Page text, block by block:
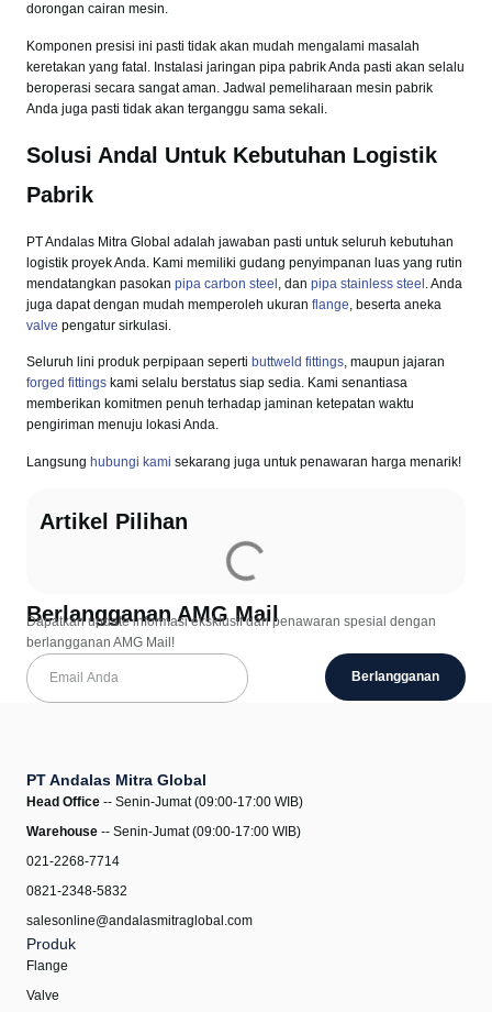
dorongan cairan mesin.
Komponen presisi ini pasti tidak akan mudah mengalami masalah
keretakan yang fatal. Instalasi jaringan pipa pabrik Anda pasti akan selalu
beroperasi secara sangat aman. Jadwal pemeliharaan mesin pabrik
Anda juga pasti tidak akan terganggu sama sekali.
Solusi Andal Untuk Kebutuhan Logistik
Pabrik
PT Andalas Mitra Global adalah jawaban pasti untuk seluruh kebutuhan
logistik proyek Anda. Kami memiliki gudang penyimpanan luas yang rutin
mendatangkan pasokan pipa carbon steel , dan pipa stainless steel . Anda
juga dapat dengan mudah memperoleh ukuran flange, beserta aneka
valve pengatur sirkulasi.
Seluruh lini produk perpipaan seperti buttweld fittings, maupun jajaran
forged fittings kami selalu berstatus siap sedia. Kami senantiasa
memberikan komitmen penuh terhadap jaminan ketepatan waktu
pengiriman menuju lokasi Anda.
Langsung hubungi kami sekarang juga untuk penawaran harga menarik!
Artikel Pilihan
Berlangganan AMG Mail
Dapatkan update informasi eksklusif dan penawaran spesial dengan
berlangganan AMG Mail!
Berlangganan
PT Andalas Mitra Global
Head Office -- Senin-Jumat (09:00-17:00 WIB)
Warehouse -- Senin-Jumat (09:00-17:00 WIB)
021-2268-7714
0821-2348-5832
salesonline@andalasmitraglobal.com
Produk
Flange
Valve